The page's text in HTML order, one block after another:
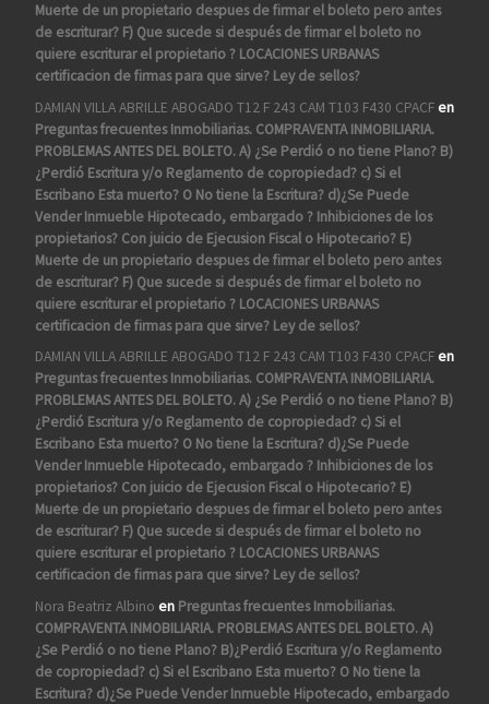
Muerte de un propietario despues de firmar el boleto pero antes
de escriturar? F) Que sucede si después de firmar el boleto no
quiere escriturar el propietario ? LOCACIONES URBANAS
certificacion de firmas para que sirve? Ley de sellos?
DAMIAN VILLA ABRILLE ABOGADO T12 F 243 CAM T103 F430 CPACFen
Preguntas frecuentes Inmobiliarias. COMPRAVENTA INMOBILIARIA.
PROBLEMAS ANTES DEL BOLETO. A) ¿Se Perdió o no tiene Plano? B)
¿Perdió Escritura y/o Reglamento de copropiedad? c) Si el
Escribano Esta muerto? O No tiene la Escritura? d)¿Se Puede
Vender Inmueble Hipotecado, embargado ? Inhibiciones de los
propietarios? Con juicio de Ejecusion Fiscal o Hipotecario? E)
Muerte de un propietario despues de firmar el boleto pero antes
de escriturar? F) Que sucede si después de firmar el boleto no
quiere escriturar el propietario ? LOCACIONES URBANAS
certificacion de firmas para que sirve? Ley de sellos?
DAMIAN VILLA ABRILLE ABOGADO T12 F 243 CAM T103 F430 CPACFen
Preguntas frecuentes Inmobiliarias. COMPRAVENTA INMOBILIARIA.
PROBLEMAS ANTES DEL BOLETO. A) ¿Se Perdió o no tiene Plano? B)
¿Perdió Escritura y/o Reglamento de copropiedad? c) Si el
Escribano Esta muerto? O No tiene la Escritura? d)¿Se Puede
Vender Inmueble Hipotecado, embargado ? Inhibiciones de los
propietarios? Con juicio de Ejecusion Fiscal o Hipotecario? E)
Muerte de un propietario despues de firmar el boleto pero antes
de escriturar? F) Que sucede si después de firmar el boleto no
quiere escriturar el propietario ? LOCACIONES URBANAS
certificacion de firmas para que sirve? Ley de sellos?
Nora Beatriz Albino en Preguntas frecuentes Inmobiliarias.
COMPRAVENTA INMOBILIARIA. PROBLEMAS ANTES DEL BOLETO. A)
¿Se Perdió o no tiene Plano? B)¿Perdió Escritura y/o Reglamento
de copropiedad? c) Si el Escribano Esta muerto? O No tiene la
Escritura? d)¿Se Puede Vender Inmueble Hipotecado, embargado